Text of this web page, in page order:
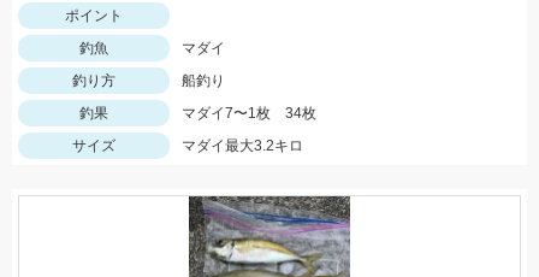
ポイント
釣魚
マダイ
釣り方
船釣り
釣果
マダイ7〜1枚 34枚
サイズ
マダイ最大3.2キロ